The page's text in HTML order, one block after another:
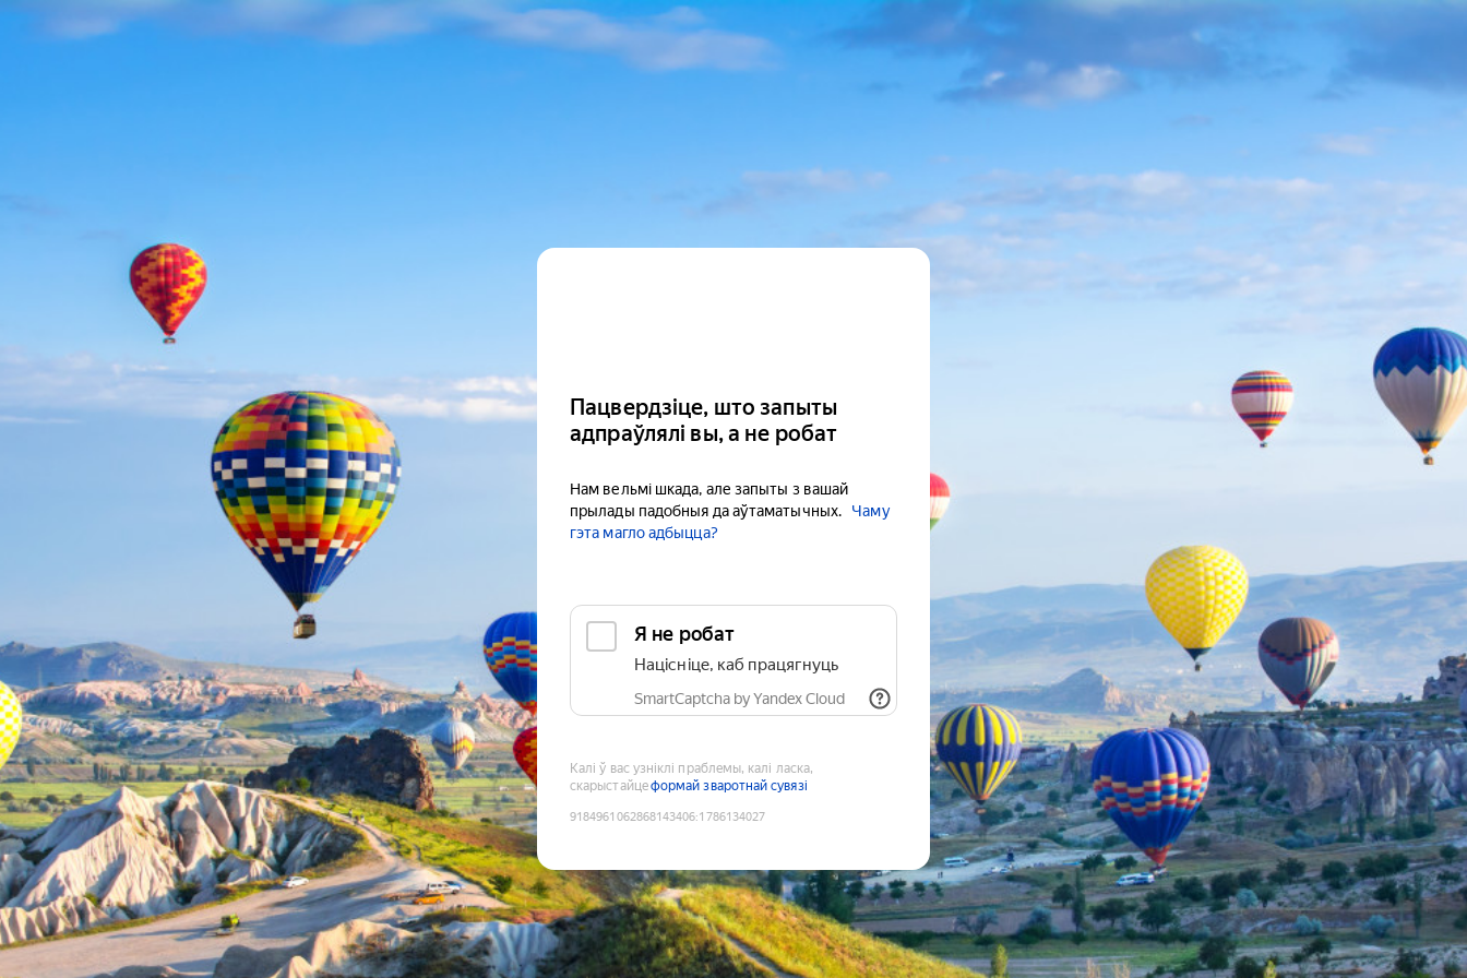
Пацвердзіце, што запыты
адпраўлялі вы, а не робат
Нам вельмі шкада, але запыты з вашай
прылады падобныя да аўтаматычных.
Чаму
гэта магло адбыцца?
Я не робат
Націсніце, каб працягнуць
SmartCaptcha by Yandex Cloud
Калі ў вас узніклі праблемы, калі ласка,
скарыстайцеформай зваротнай сувязі
9184961062868143406:1786134027